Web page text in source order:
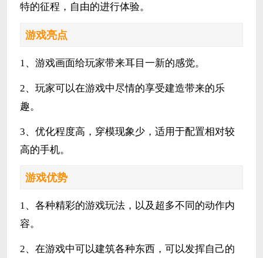
特的征程，自由的进行体验。
游戏亮点
1、游戏画面给玩家带来耳目一新的感觉。
2、玩家可以在游戏中尽情的享受建造带来的乐
趣。
3、优化程度高，穿模现象少，适用于配置相对较
高的手机。
游戏优势
1、各种精彩的游戏玩法，以及超多不同的动作内
容。
2、在游戏中可以建筑各种东西，可以发挥自己的